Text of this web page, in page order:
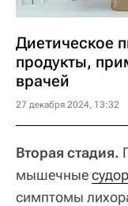
Диетическое
продукты,
врачей
27 декабря 2024, 13:32
Вторая стадия.
мышечные
симптомы